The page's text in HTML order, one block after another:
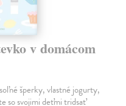
v domácom
šperky, vlastné jogurty,
so svojimi deťmi tridsať